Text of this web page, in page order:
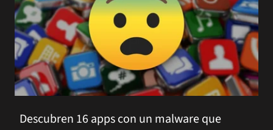
Descubren 16 apps con un malware que